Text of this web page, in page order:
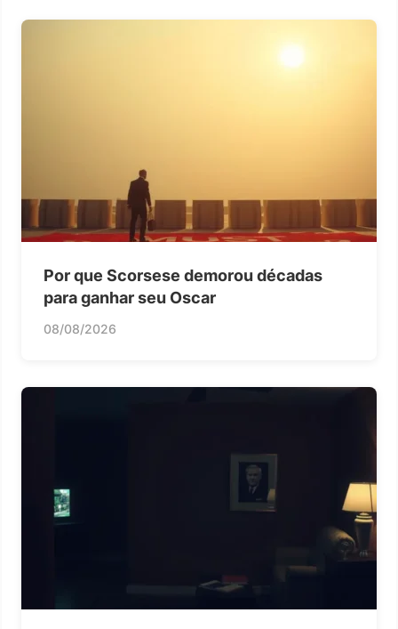
Por que Scorsese demorou décadas
para ganhar seu Oscar
08/08/2026